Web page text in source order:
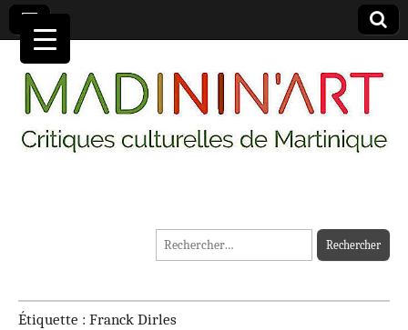
MADININ'ART
Rechercher :
Étiquette : Franck Dirles